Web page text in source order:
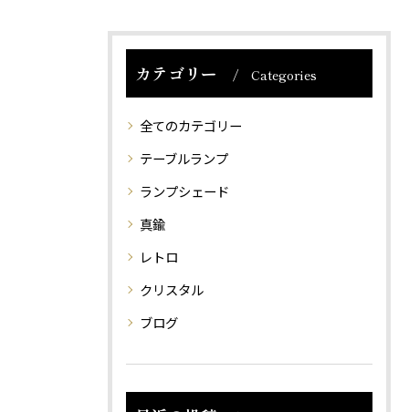
カテゴリー Categories
全てのカテゴリー
テーブルランプ
ランプシェード
真鍮
レトロ
クリスタル
ブログ